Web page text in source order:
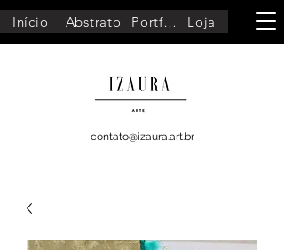
Início Abstrato Portfólio Loja
contato@izaura.art.br